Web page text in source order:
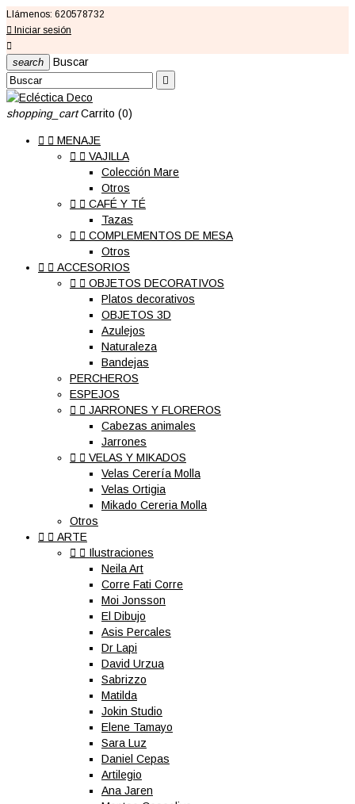
Llámenos: 620578732
 Iniciar sesión

search Buscar

shopping_cart Carrito (0)
  MENAJE
  VAJILLA
Colección Mare
Otros
  CAFÉ Y TÉ
Tazas
  COMPLEMENTOS DE MESA
Otros
  ACCESORIOS
  OBJETOS DECORATIVOS
Platos decorativos
OBJETOS 3D
Azulejos
Naturaleza
Bandejas
PERCHEROS
ESPEJOS
  JARRONES Y FLOREROS
Cabezas animales
Jarrones
  VELAS Y MIKADOS
Velas Cerería Molla
Velas Ortigia
Mikado Cereria Molla
Otros
  ARTE
  Ilustraciones
Neila Art
Corre Fati Corre
Moi Jonsson
El Dibujo
Asis Percales
Dr Lapi
David Urzua
Sabrizzo
Matilda
Jokin Studio
Elene Tamayo
Sara Luz
Daniel Cepas
Artilegio
Ana Jaren